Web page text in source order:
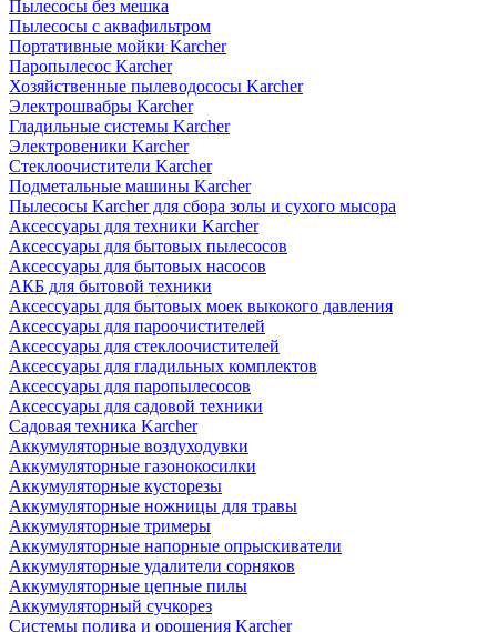
Пылесосы без мешка
Пылесосы с аквафильтром
Портативные мойки Karcher
Паропылесос Karcher
Хозяйственные пылеводососы Karcher
Электрошвабры Karcher
Гладильные системы Karcher
Электровеники Karcher
Стеклоочистители Karcher
Подметальные машины Karcher
Пылесосы Karcher для сбора золы и сухого мысора
Аксессуары для техники Karcher
Аксессуары для бытовых пылесосов
Аксессуары для бытовых насосов
АКБ для бытовой техники
Аксессуары для бытовых моек выкокого давления
Аксессуары для пароочистителей
Аксессуары для стеклоочистителей
Аксессуары для гладильных комплектов
Аксессуары для паропылесосов
Аксессуары для садовой техники
Садовая техника Karcher
Аккумуляторные воздуходувки
Аккумуляторные газонокосилки
Аккумуляторные кусторезы
Аккумуляторные ножницы для травы
Аккумуляторные тримеры
Аккумуляторные напорные опрыскиватели
Аккумуляторные удалители сорняков
Аккумуляторные цепные пилы
Аккумуляторный сучкорез
Системы полива и орошения Karcher